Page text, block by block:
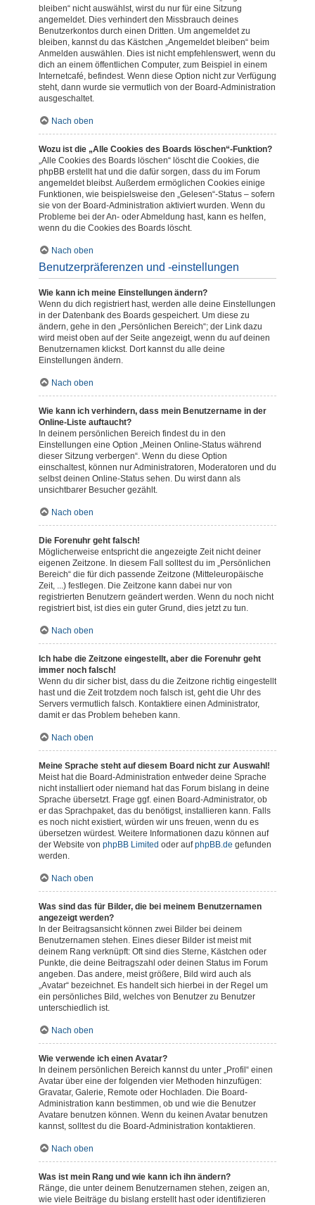
bleiben“ nicht auswählst, wirst du nur für eine Sitzung
angemeldet. Dies verhindert den Missbrauch deines
Benutzerkontos durch einen Dritten. Um angemeldet zu
bleiben, kannst du das Kästchen „Angemeldet bleiben“ beim
Anmelden auswählen. Dies ist nicht empfehlenswert, wenn du
dich an einem öffentlichen Computer, zum Beispiel in einem
Internetcafé, befindest. Wenn diese Option nicht zur Verfügung
steht, dann wurde sie vermutlich von der Board-Administration
ausgeschaltet.
Nach oben
Wozu ist die „Alle Cookies des Boards löschen“-Funktion?
„Alle Cookies des Boards löschen“ löscht die Cookies, die
phpBB erstellt hat und die dafür sorgen, dass du im Forum
angemeldet bleibst. Außerdem ermöglichen Cookies einige
Funktionen, wie beispielsweise den „Gelesen“-Status – sofern
sie von der Board-Administration aktiviert wurden. Wenn du
Probleme bei der An- oder Abmeldung hast, kann es helfen,
wenn du die Cookies des Boards löscht.
Nach oben
Benutzerpräferenzen und -einstellungen
Wie kann ich meine Einstellungen ändern?
Wenn du dich registriert hast, werden alle deine Einstellungen
in der Datenbank des Boards gespeichert. Um diese zu
ändern, gehe in den „Persönlichen Bereich“; der Link dazu
wird meist oben auf der Seite angezeigt, wenn du auf deinen
Benutzernamen klickst. Dort kannst du alle deine
Einstellungen ändern.
Nach oben
Wie kann ich verhindern, dass mein Benutzername in der
Online-Liste auftaucht?
In deinem persönlichen Bereich findest du in den
Einstellungen eine Option „Meinen Online-Status während
dieser Sitzung verbergen“. Wenn du diese Option
einschaltest, können nur Administratoren, Moderatoren und du
selbst deinen Online-Status sehen. Du wirst dann als
unsichtbarer Besucher gezählt.
Nach oben
Die Forenuhr geht falsch!
Möglicherweise entspricht die angezeigte Zeit nicht deiner
eigenen Zeitzone. In diesem Fall solltest du im „Persönlichen
Bereich“ die für dich passende Zeitzone (Mitteleuropäische
Zeit, ...) festlegen. Die Zeitzone kann dabei nur von
registrierten Benutzern geändert werden. Wenn du noch nicht
registriert bist, ist dies ein guter Grund, dies jetzt zu tun.
Nach oben
Ich habe die Zeitzone eingestellt, aber die Forenuhr geht
immer noch falsch!
Wenn du dir sicher bist, dass du die Zeitzone richtig eingestellt
hast und die Zeit trotzdem noch falsch ist, geht die Uhr des
Servers vermutlich falsch. Kontaktiere einen Administrator,
damit er das Problem beheben kann.
Nach oben
Meine Sprache steht auf diesem Board nicht zur Auswahl!
Meist hat die Board-Administration entweder deine Sprache
nicht installiert oder niemand hat das Forum bislang in deine
Sprache übersetzt. Frage ggf. einen Board-Administrator, ob
er das Sprachpaket, das du benötigst, installieren kann. Falls
es noch nicht existiert, würden wir uns freuen, wenn du es
übersetzen würdest. Weitere Informationen dazu können auf
der Website von phpBB Limited oder aufphpBB.de gefunden
werden.
Nach oben
Was sind das für Bilder, die bei meinem Benutzernamen
angezeigt werden?
In der Beitragsansicht können zwei Bilder bei deinem
Benutzernamen stehen. Eines dieser Bilder ist meist mit
deinem Rang verknüpft: Oft sind dies Sterne, Kästchen oder
Punkte, die deine Beitragszahl oder deinen Status im Forum
angeben. Das andere, meist größere, Bild wird auch als
„Avatar“ bezeichnet. Es handelt sich hierbei in der Regel um
ein persönliches Bild, welches von Benutzer zu Benutzer
unterschiedlich ist.
Nach oben
Wie verwende ich einen Avatar?
In deinem persönlichen Bereich kannst du unter „Profil“ einen
Avatar über eine der folgenden vier Methoden hinzufügen:
Gravatar, Galerie, Remote oder Hochladen. Die Board-
Administration kann bestimmen, ob und wie die Benutzer
Avatare benutzen können. Wenn du keinen Avatar benutzen
kannst, solltest du die Board-Administration kontaktieren.
Nach oben
Was ist mein Rang und wie kann ich ihn ändern?
Ränge, die unter deinem Benutzernamen stehen, zeigen an,
wie viele Beiträge du bislang erstellt hast oder identifizieren